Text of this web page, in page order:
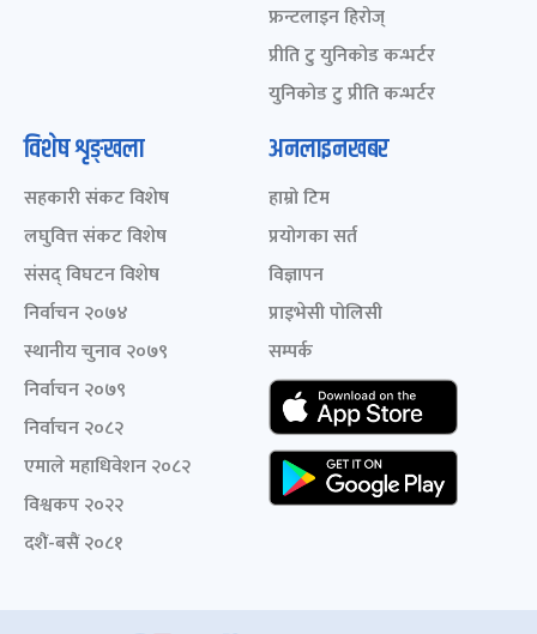
फ्रन्टलाइन हिरोज्
प्रीति टु युनिकोड कन्भर्टर
युनिकोड टु प्रीति कन्भर्टर
विशेष शृङ्खला
सहकारी संकट विशेष
लघुवित्त संकट विशेष
संसद् विघटन विशेष
निर्वाचन २०७४
स्थानीय चुनाव २०७९
निर्वाचन २०७९
निर्वाचन २०८२
एमाले महाधिवेशन २०८२
विश्वकप २०२२
दशैं-बसैं २०८१
अनलाइनखबर
हाम्रो टिम
प्रयोगका सर्त
विज्ञापन
प्राइभेसी पोलिसी
सम्पर्क